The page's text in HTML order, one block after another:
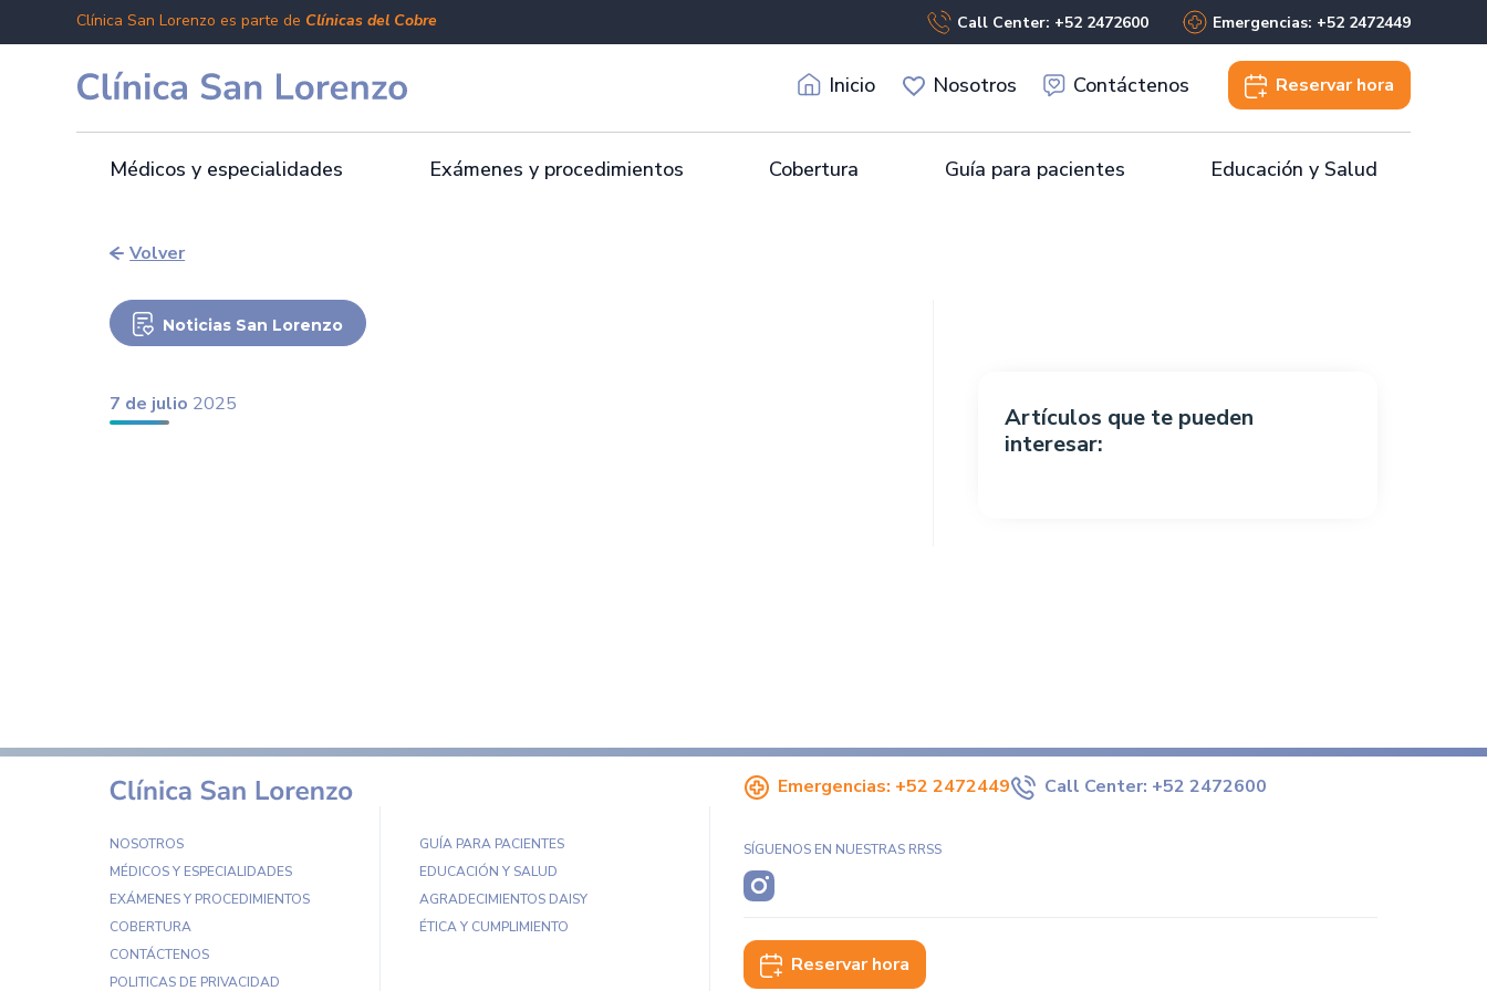
Clínica San Lorenzo es parte de Clínicas del Cobre Call Center: +52 2472600 Emergencias: +52 2472449
Inicio Nosotros Contáctenos Reservar hora
Médicos y especialidades Exámenes y procedimientos Cobertura Guía para pacientes Educación y Salud
Volver
Noticias San Lorenzo
7 de julio 2025
Artículos que te pueden
interesar:
NOSOTROS
MÉDICOS Y ESPECIALIDADES
EXÁMENES Y PROCEDIMIENTOS
COBERTURA
CONTÁCTENOS
POLITICAS DE PRIVACIDAD
GUÍA PARA PACIENTES
EDUCACIÓN Y SALUD
AGRADECIMIENTOS DAISY
ÉTICA Y CUMPLIMIENTO
Emergencias: +52 2472449 Call Center: +52 2472600
SÍGUENOS EN NUESTRAS RRSS
Reservar hora